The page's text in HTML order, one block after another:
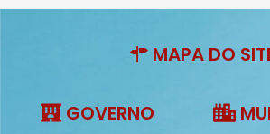
MAPA DO
GOVERNO